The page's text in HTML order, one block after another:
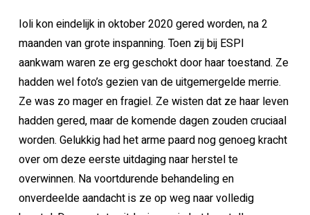
Ioli kon eindelijk in oktober 2020 gered worden, na 2
maanden van grote inspanning. Toen zij bij ESPI
aankwam waren ze erg geschokt door haar toestand. Ze
hadden wel foto’s gezien van de uitgemergelde merrie.
Ze was zo mager en fragiel. Ze wisten dat ze haar leven
hadden gered, maar de komende dagen zouden cruciaal
worden. Gelukkig had het arme paard nog genoeg kracht
over om deze eerste uitdaging naar herstel te
overwinnen. Na voortdurende behandeling en
onverdeelde aandacht is ze op weg naar volledig